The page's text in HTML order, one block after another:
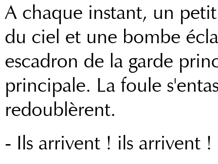
A chaque instant, un
du ciel et une bombe
escadron de la garde
principale. La foule
redoublèrent.
- Ils arrivent ! ils arrivent !